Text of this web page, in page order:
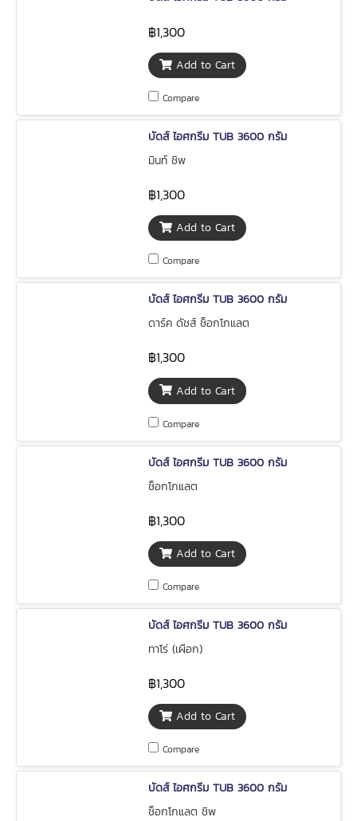
฿1,300
Add to Cart
Compare
บัดส์ ไอศกรีม TUB 3600 กรัม
มินท์ ชิพ
฿1,300
Add to Cart
Compare
บัดส์ ไอศกรีม TUB 3600 กรัม
ดาร์ค ดัชส์ ช็อกโกแลต
฿1,300
Add to Cart
Compare
บัดส์ ไอศกรีม TUB 3600 กรัม
ช็อกโกแลต
฿1,300
Add to Cart
Compare
บัดส์ ไอศกรีม TUB 3600 กรัม
ทาโร่ (เผือก)
฿1,300
Add to Cart
Compare
บัดส์ ไอศกรีม TUB 3600 กรัม
ช็อกโกแลต ชิพ